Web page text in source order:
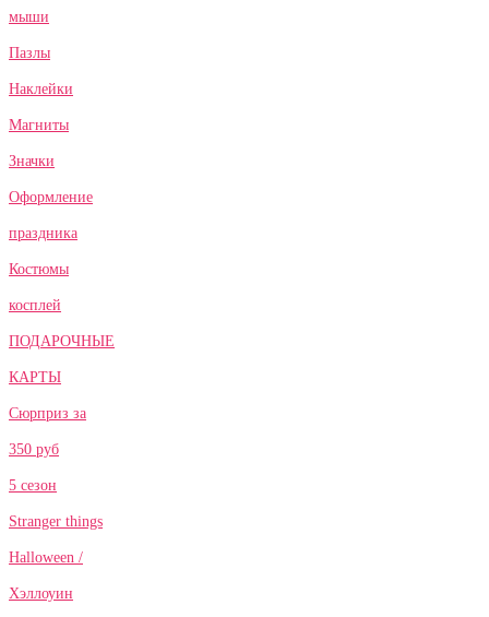
мыши
Пазлы
Наклейки
Магниты
Значки
Оформление
праздника
Костюмы
косплей
ПОДАРОЧНЫЕ
КАРТЫ
Сюрприз за
350 руб
5 сезон
Stranger things
Halloween /
Хэллоуин